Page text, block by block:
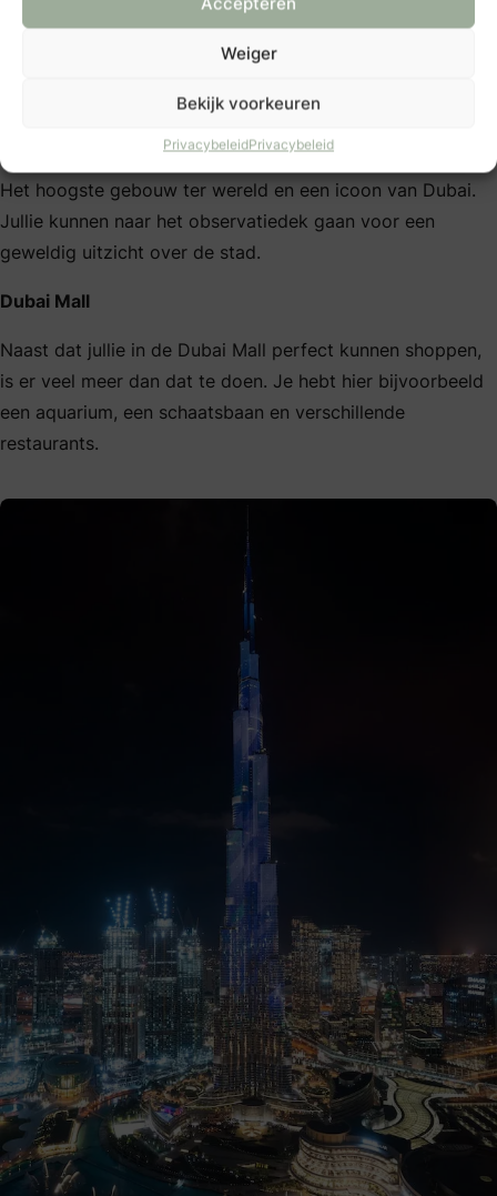
Weiger
Bekijk voorkeuren
PrivacybeleidPrivacybeleid
Hotspots voor bruidskoppels in
Het hoogste gebouw ter wereld en een icoon van Dubai.
Jullie kunnen naar het observatiedek gaan voor een
geweldig uitzicht over de stad.
Dubai Mall
Naast dat jullie in de Dubai Mall perfect kunnen shoppen,
is er veel meer dan dat te doen. Je hebt hier bijvoorbeeld
een aquarium, een schaatsbaan en verschillende
restaurants.